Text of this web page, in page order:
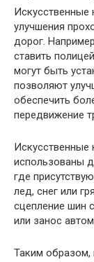
Искусственные
улучшения
дорог.
ставить
могут быть
позволяют
обеспечить
передвижение
Искусственные
использованы
где
лед, снег или
сцепление шин
или занос
Таким образом,